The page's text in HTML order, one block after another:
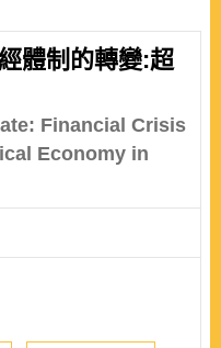
體制的轉變:超
Financial Crisis
Economy in